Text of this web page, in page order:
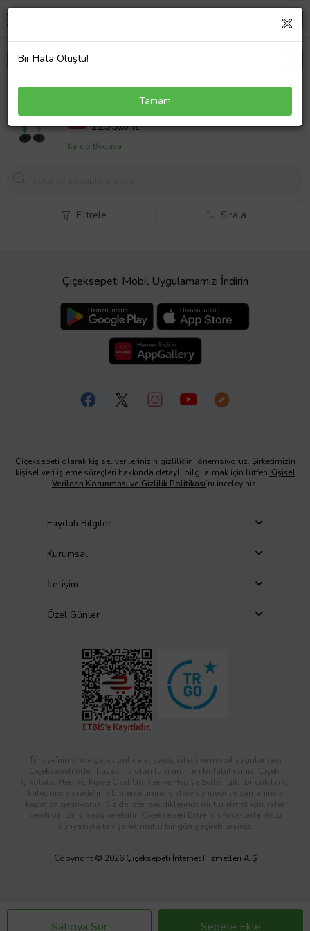
BUĞDAY ÇİÇEĞİ MODELİ
%20 1544,00 TL
1235,00 TL
Kargo Bedava
Satıcıya Sor Sepete Ekle
Filtrele Sırala
Çiçeksepeti Mobil Uygulamamızı İndirin
Çiçeksepeti olarak kişisel verilerinizin gizliliğini önemsiyoruz. Şirketimizin
kişisel veri işleme süreçleri hakkında detaylı bilgi almak için lütfen Kişisel
Verilerin Korunması ve Gizlilik Politikası’nı inceleyiniz.
Faydalı Bilgiler
Kurumsal
İletişim
Özel Günler
Türkiye’nin önde gelen online alışveriş sitesi ve mobil uygulaması
Çiçeksepeti’nde, ihtiyacınız olan tüm ürünleri bulabilirsiniz. Çiçek,
Çikolata, Hediye, Kişiye Özel Ürünler ve Hediye Setleri gibi birçok farklı
kategoride aradığınız binlerce ürünü sizlere sunuyor ve zamanında
kapınıza getiriyoruz! Siz de ister sevdiklerinizi mutlu etmek için, ister
kendiniz için sipariş verebilir; Çiçeksepeti Extra’nın fırsatlarla dolu
dünyasıyla tanışarak mutlu bir gün geçirebilirsiniz.
Copyright © 2026 Çiçeksepeti İnternet Hizmetleri A.Ş
Bir Hata Oluştu!
Tamam